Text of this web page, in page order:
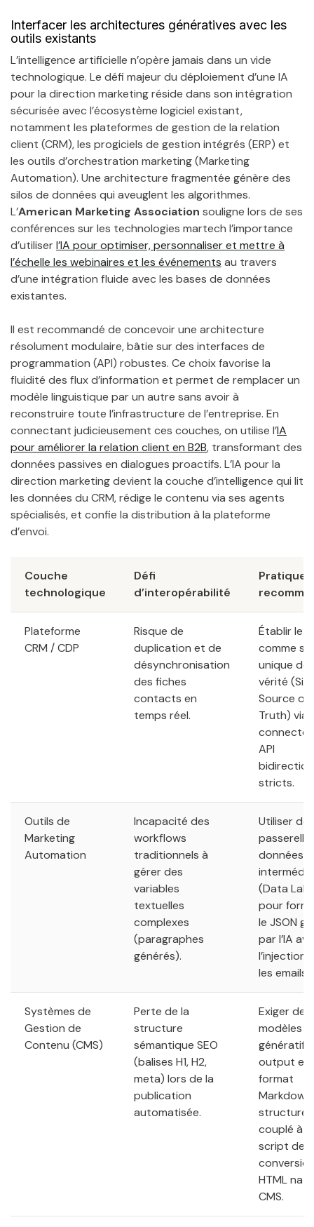
Interfacer les architectures génératives avec les
outils existants
L’intelligence artificielle n’opère jamais dans un vide
technologique. Le défi majeur du déploiement d’une IA
pour la direction marketing réside dans son intégration
sécurisée avec l’écosystème logiciel existant,
notamment les plateformes de gestion de la relation
client (CRM), les progiciels de gestion intégrés (ERP) et
les outils d’orchestration marketing (Marketing
Automation). Une architecture fragmentée génère des
silos de données qui aveuglent les algorithmes.
L’American Marketing Association souligne lors de ses
conférences sur les technologies martech l’importance
d’utiliserl’IA pour optimiser, personnaliser et mettre à
l’échelle les webinaires et les événements au travers
d’une intégration fluide avec les bases de données
existantes.
Il est recommandé de concevoir une architecture
résolument modulaire, bâtie sur des interfaces de
programmation (API) robustes. Ce choix favorise la
fluidité des flux d’information et permet de remplacer un
modèle linguistique par un autre sans avoir à
reconstruire toute l’infrastructure de l’entreprise. En
connectant judicieusement ces couches, on utilise l’IA
pour améliorer la relation client en B2B, transformant des
données passives en dialogues proactifs. L’IA pour la
direction marketing devient la couche d’intelligence qui lit
les données du CRM, rédige le contenu via ses agents
spécialisés, et confie la distribution à la plateforme
d’envoi.
Couche
technologique
Défi
d’interopérabilité
Pratique
Plateforme
CRM / CDP
Risque de
duplication et de
désynchronisation
des fiches
contacts en
temps réel.
Établir le
comme
unique de
vérité
Source of
Truth) via
API
stricts.
Outils de
Marketing
Automation
Incapacité des
workflows
traditionnels à
gérer des
variables
textuelles
complexes
(paragraphes
générés).
Utiliser des
données
(Data
pour
le JSON
par l’IA
l’injection
les emails.
Systèmes de
Gestion de
Contenu (CMS)
Perte de la
structure
sémantique SEO
(balises H1, H2,
meta) lors de la
publication
automatisée.
Exiger des
modèles
génératifs
output en
format
Markdown
structuré,
couplé à
script de
HTML
CMS.